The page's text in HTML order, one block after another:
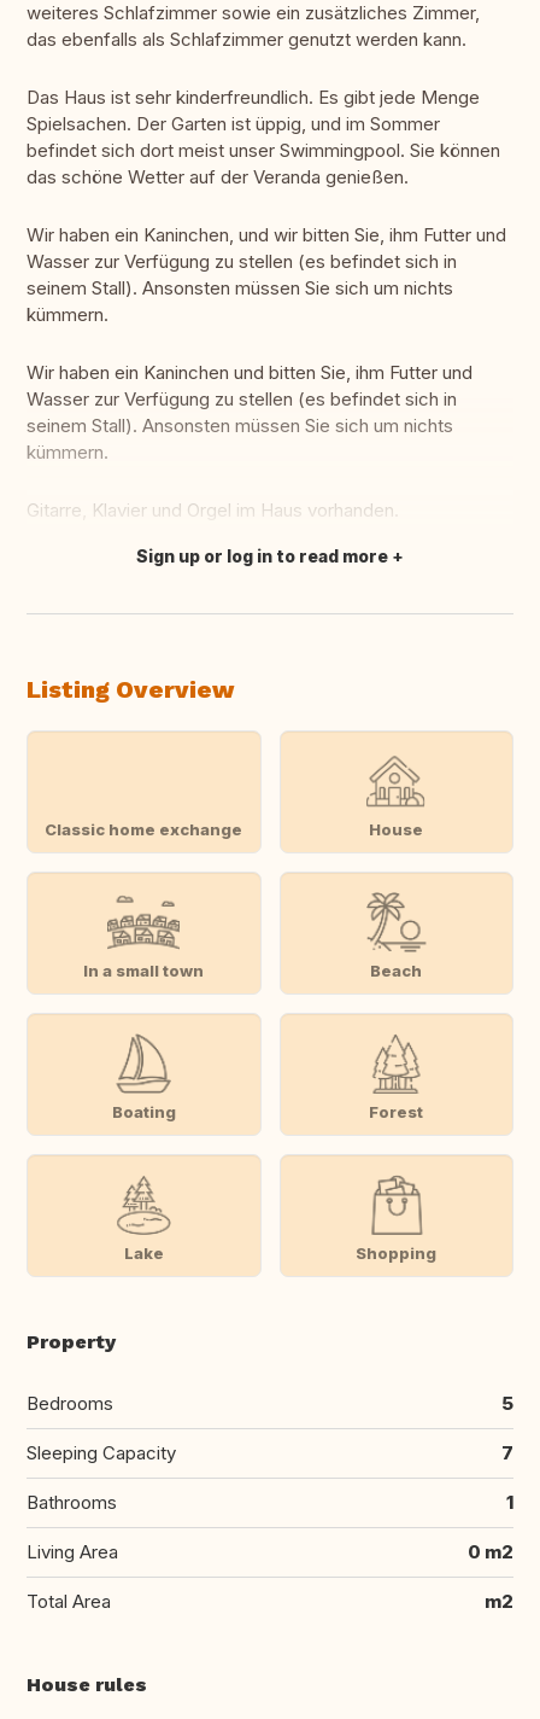
weiteres Schlafzimmer sowie ein zusätzliches Zimmer,
das ebenfalls als Schlafzimmer genutzt werden kann.
Das Haus ist sehr kinderfreundlich. Es gibt jede Menge
Spielsachen. Der Garten ist üppig, und im Sommer
befindet sich dort meist unser Swimmingpool. Sie können
das schöne Wetter auf der Veranda genießen.
Wir haben ein Kaninchen, und wir bitten Sie, ihm Futter und
Wasser zur Verfügung zu stellen (es befindet sich in
seinem Stall). Ansonsten müssen Sie sich um nichts
kümmern.
Wir haben ein Kaninchen und bitten Sie, ihm Futter und
Wasser zur Verfügung zu stellen (es befindet sich in
seinem Stall). Ansonsten müssen Sie sich um nichts
kümmern.
Gitarre, Klavier und Orgel im Haus vorhanden.
Translate this
Sign up or log in to read more
Listing Overview
Classic home exchange House
In a small town Beach
Boating Forest
Lake Shopping
Property
Bedrooms 5
Sleeping Capacity 7
Bathrooms 1
Living Area 0 m2
Total Area m2
House rules